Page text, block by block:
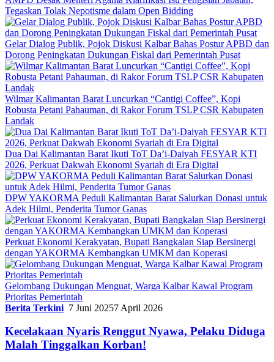
Tegaskan Tolak Nepotisme dalam Open Bidding
Gelar Dialog Publik, Pojok Diskusi Kalbar Bahas Postur APBD dan
Dorong Peningkatan Dukungan Fiskal dari Pemerintah Pusat
Wilmar Kalimantan Barat Luncurkan “Cantigi Coffee”, Kopi
Robusta Petani Pahauman, di Rakor Forum TSLP CSR Kabupaten
Landak
Dua Dai Kalimantan Barat Ikuti ToT Da’i-Daiyah FESYAR KTI
2026, Perkuat Dakwah Ekonomi Syariah di Era Digital
DPW YAKORMA Peduli Kalimantan Barat Salurkan Donasi untuk
Adek Hilmi, Penderita Tumor Ganas
Perkuat Ekonomi Kerakyatan, Bupati Bangkalan Siap Bersinergi
dengan YAKORMA Kembangkan UMKM dan Koperasi
Gelombang Dukungan Menguat, Warga Kalbar Kawal Program
Prioritas Pemerintah
Berita Terkini 7 Juni 20257 April 2026
Kecelakaan Nyaris Renggut Nyawa, Pelaku Diduga
Malah Tinggalkan Korban!